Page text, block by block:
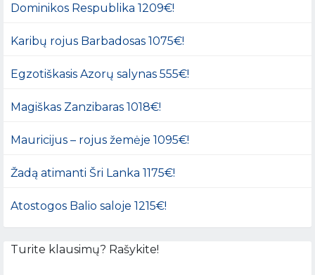
Dominikos Respublika 1209€!
Karibų rojus Barbadosas 1075€!
Egzotiškasis Azorų salynas 555€!
Magiškas Zanzibaras 1018€!
Mauricijus – rojus žemėje 1095€!
Žadą atimanti Šri Lanka 1175€!
Atostogos Balio saloje 1215€!
Turite klausimų? Rašykite!